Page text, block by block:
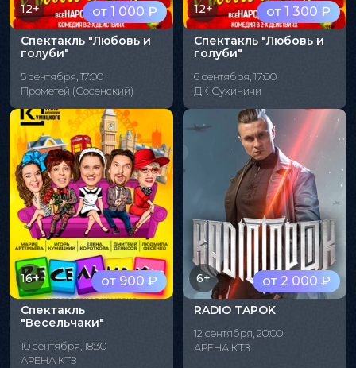
от 1 000 ₽
12+
Спектакль "Любовь и
голуби"
5 сентября, 17:00
Прометей (Сосенский)
от 1 300 ₽
12+
Спектакль "Любовь и
голуби"
6 сентября, 17:00
ДК Сухиничи
от 900 ₽
16+
Спектакль
"Весельчаки"
10 сентября, 18:30
АРЕНА КТЗ
от 2 000 ₽
6+
RADIO TAPOK
12 сентября, 20:00
АРЕНА КТЗ